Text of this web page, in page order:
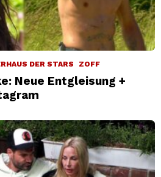
DER STARS ZOFF
Neue Entgleisung +